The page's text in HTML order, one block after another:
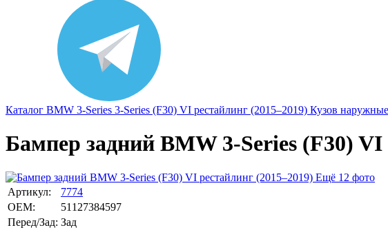
Каталог BMW 3-Series 3-Series (F30) VI рестайлинг (2015–2019) Кузов
Бампер задний BMW 3-Series (F30)
Ещё 12 фото
Артикул:
7774
OEM:
51127384597 ​
Перед/Зад: Зад